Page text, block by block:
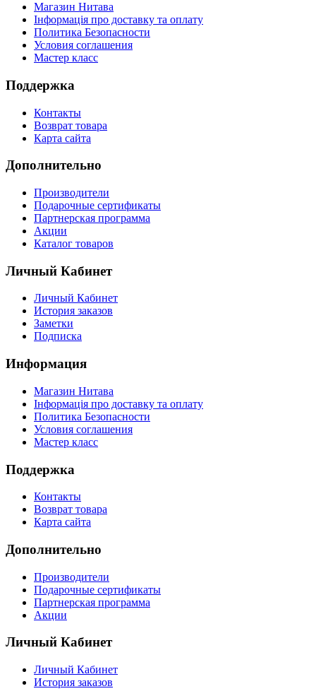
Магазин Нитава
Інформація про доставку та оплату
Политика Безопасности
Условия соглашения
Мастер класс
Поддержка
Контакты
Возврат товара
Карта сайта
Дополнительно
Производители
Подарочные сертификаты
Партнерская программа
Акции
Каталог товаров
Личный Кабинет
Личный Кабинет
История заказов
Заметки
Подписка
Информация
Магазин Нитава
Інформація про доставку та оплату
Политика Безопасности
Условия соглашения
Мастер класс
Поддержка
Контакты
Возврат товара
Карта сайта
Дополнительно
Производители
Подарочные сертификаты
Партнерская программа
Акции
Личный Кабинет
Личный Кабинет
История заказов